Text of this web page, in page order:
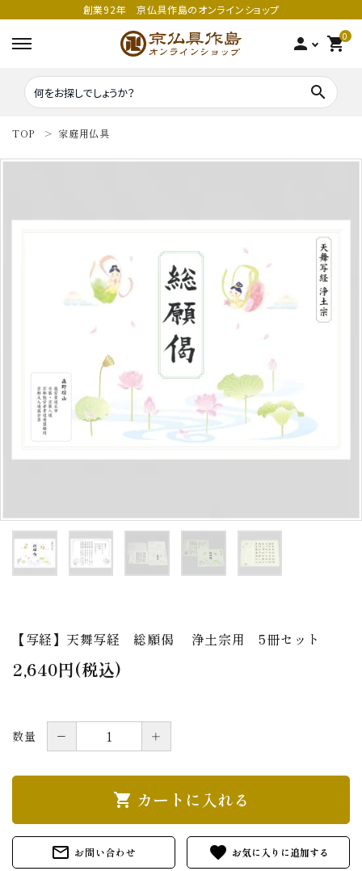
創業92年 京仏具作島のオンラインショップ
person 0
shopping_cart
search
錫杖
ご利用ガイド
お問い合わせ
TOP 家庭用仏具
【写経】天舞写経 総願偈 浄土宗用 5冊セット
2,640円(税込)
数量 － ＋
shopping_cart カートに入れる
mail_outline お問い合わせ favorite